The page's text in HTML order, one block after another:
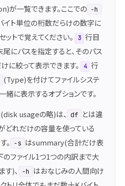
が一覧できます。ここでの -h
イト単位の桁数だらけの数字に
ットで覚えてください。
3 行目
尾にパスを指定すると、そのパス
に絞って表示できます。
4 行
(Type)を付けてファイルシステ
に表示するオプションです。
(disk usageの略)は、 df
とは違
どれだけの容量を使っている
。
-s はsummary(合計だけ表
のファイル1つ1つの内訳まで大
)、
-h
はおなじみの人間向け